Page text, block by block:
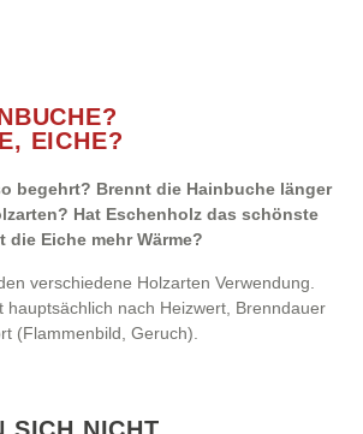
EICHE?
begehrt? Brennt die Hainbuche länger
Hat Eschenholz das schönste
die Eiche mehr Wärme?
verschiedene Holzarten Verwendung.
hauptsächlich nach Heizwert, Brenndauer
(Flammenbild, Geruch).